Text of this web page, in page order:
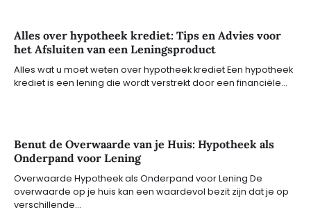
Alles over hypotheek krediet: Tips en Advies voor
het Afsluiten van een Leningsproduct
Alles wat u moet weten over hypotheek krediet Een hypotheek
krediet is een lening die wordt verstrekt door een financiële…
Benut de Overwaarde van je Huis: Hypotheek als
Onderpand voor Lening
Overwaarde Hypotheek als Onderpand voor Lening De
overwaarde op je huis kan een waardevol bezit zijn dat je op
verschillende…